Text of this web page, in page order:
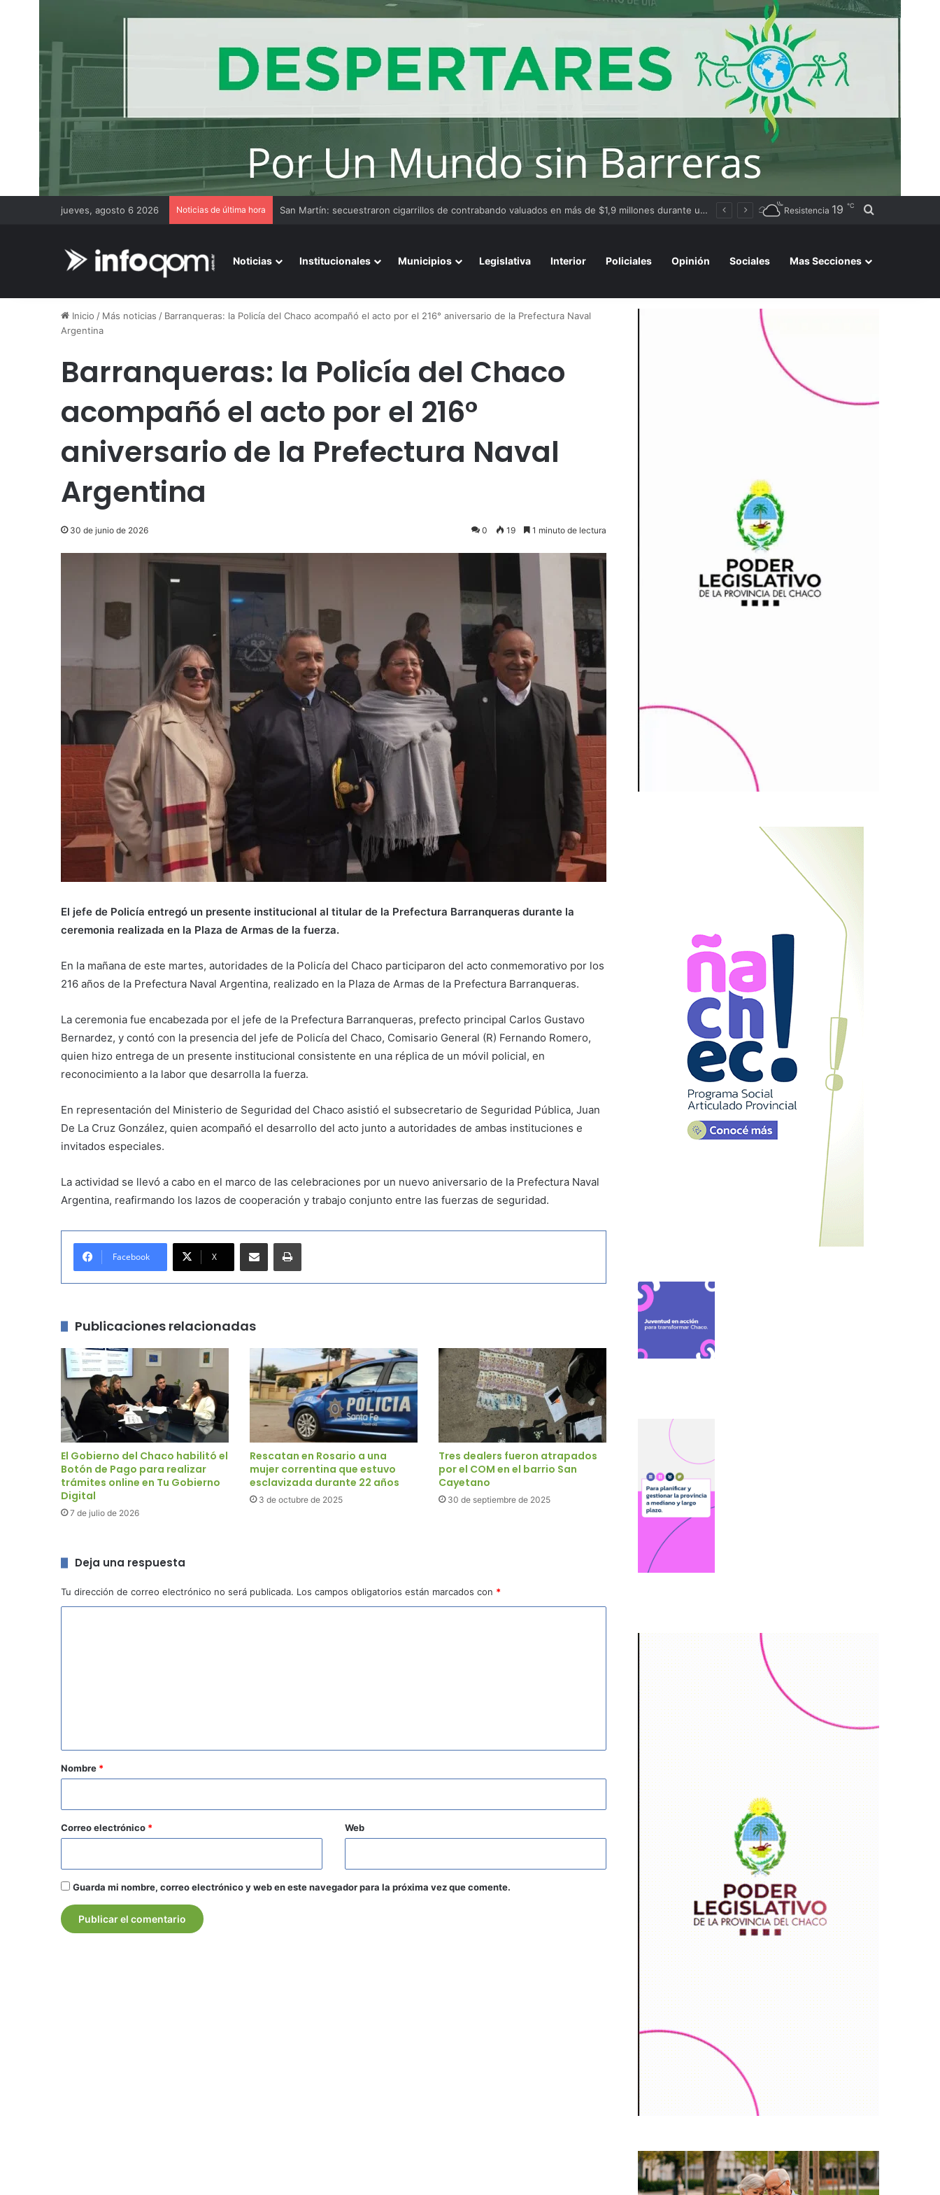
jueves, agosto 6 2026 Noticias de última hora Patricio Sabadini juró como fiscal general federal de Resistencia y asumirá un nuevo rol en el Chaco Resistencia 19 ℃ Buscar por
Noticias Institucionales Municipios Legislativa Interior Policiales Opinión Sociales Mas Secciones
Inicio / Más noticias / Barranqueras: la Policía del Chaco acompañó el acto por el 216° aniversario de la Prefectura Naval
Argentina
Barranqueras: la Policía del Chaco
acompañó el acto por el 216°
aniversario de la Prefectura Naval
Argentina
30 de junio de 2026 0 19 1 minuto de lectura
El jefe de Policía entregó un presente institucional al titular de la Prefectura Barranqueras durante la
ceremonia realizada en la Plaza de Armas de la fuerza.
En la mañana de este martes, autoridades de la Policía del Chaco participaron del acto conmemorativo por los
216 años de la Prefectura Naval Argentina, realizado en la Plaza de Armas de la Prefectura Barranqueras.
La ceremonia fue encabezada por el jefe de la Prefectura Barranqueras, prefecto principal Carlos Gustavo
Bernardez, y contó con la presencia del jefe de Policía del Chaco, Comisario General (R) Fernando Romero,
quien hizo entrega de un presente institucional consistente en una réplica de un móvil policial, en
reconocimiento a la labor que desarrolla la fuerza.
En representación del Ministerio de Seguridad del Chaco asistió el subsecretario de Seguridad Pública, Juan
De La Cruz González, quien acompañó el desarrollo del acto junto a autoridades de ambas instituciones e
invitados especiales.
La actividad se llevó a cabo en el marco de las celebraciones por un nuevo aniversario de la Prefectura Naval
Argentina, reafirmando los lazos de cooperación y trabajo conjunto entre las fuerzas de seguridad.
Facebook X
Publicaciones relacionadas
El Gobierno del Chaco habilitó el
Botón de Pago para realizar
trámites online en Tu Gobierno
Digital
7 de julio de 2026
Rescatan en Rosario a una
mujer correntina que estuvo
esclavizada durante 22 años
3 de octubre de 2025
Tres dealers fueron atrapados
por el COM en el barrio San
Cayetano
30 de septiembre de 2025
Deja una respuesta
Tu dirección de correo electrónico no será publicada. Los campos obligatorios están marcados con *
r
o
*
Nombre *
Correo electrónico * Web
Guarda mi nombre, correo electrónico y web en este navegador para la próxima vez que comente.